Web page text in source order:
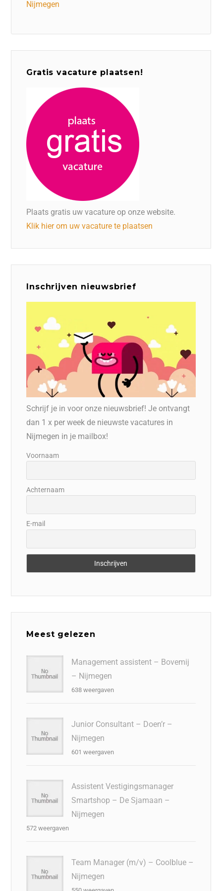
Nijmegen
Gratis vacature plaatsen!
Plaats gratis uw vacature op onze website.
Klik hier om uw vacature te plaatsen
Inschrijven nieuwsbrief
Schrijf je in voor onze nieuwsbrief! Je ontvangt
dan 1 x per week de nieuwste vacatures in
Nijmegen in je mailbox!
Voornaam
Achternaam
E-mail
Meest gelezen
Management assistent – Bovemij
– Nijmegen
638 weergaven
Junior Consultant – Doen’r –
Nijmegen
601 weergaven
Assistent Vestigingsmanager
Smartshop – De Sjamaan –
Nijmegen
572 weergaven
Team Manager (m/v) – Coolblue –
Nijmegen